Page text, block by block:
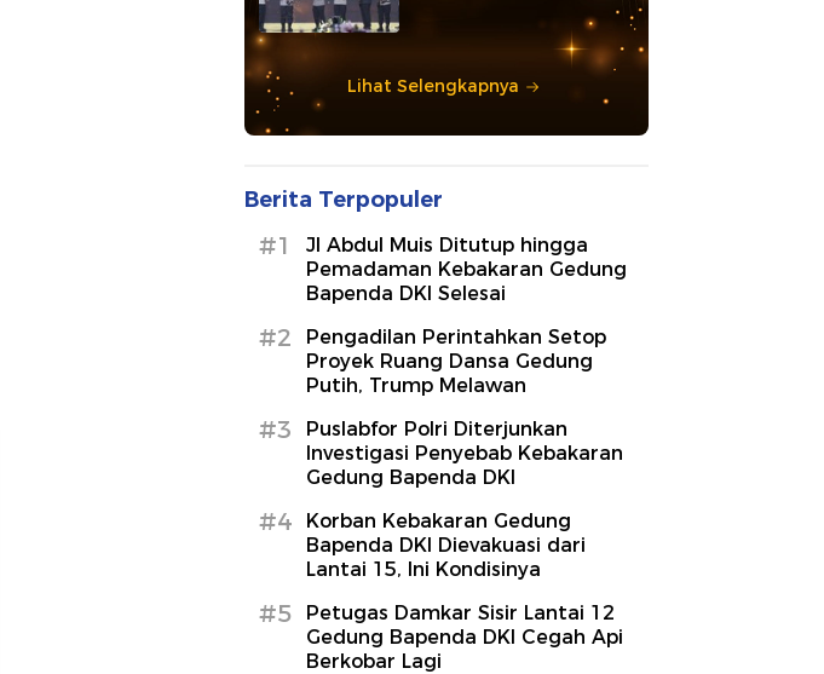
Lihat Selengkapnya
Berita Terpopuler
#1
Jl Abdul Muis Ditutup hingga
Pemadaman Kebakaran Gedung
Bapenda DKI Selesai
#2
Pengadilan Perintahkan Setop
Proyek Ruang Dansa Gedung
Putih, Trump Melawan
#3
Puslabfor Polri Diterjunkan
Investigasi Penyebab Kebakaran
Gedung Bapenda DKI
#4
Korban Kebakaran Gedung
Bapenda DKI Dievakuasi dari
Lantai 15, Ini Kondisinya
#5
Petugas Damkar Sisir Lantai 12
Gedung Bapenda DKI Cegah Api
Berkobar Lagi